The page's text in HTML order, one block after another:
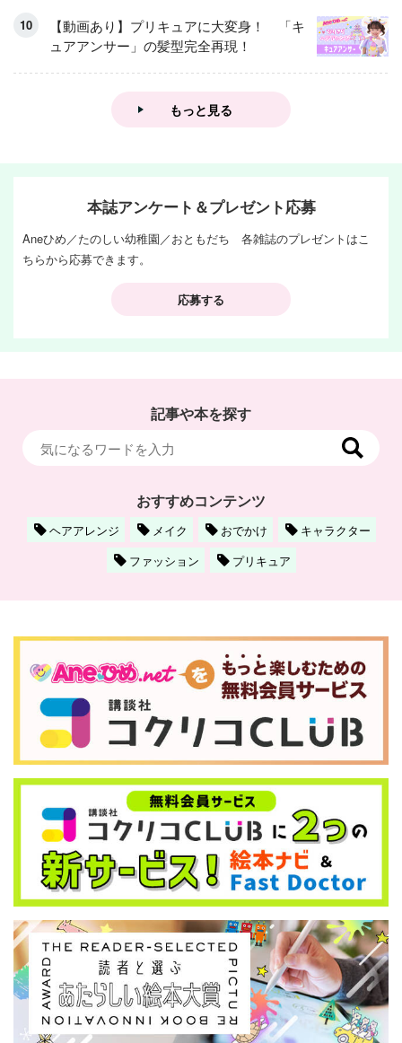
【動画あり】プリキュアに大変身！ 「キ
ュアアンサー」の髪型完全再現！
もっと見る
本誌アンケート＆プレゼント応募
Aneひめ／たのしい幼稚園／おともだち 各雑誌のプレゼントはこ
ちらから応募できます。
応募する
記事や本を探す
おすすめコンテンツ
ヘアアレンジ メイク おでかけ
キャラクター
ファッション
プリキュア